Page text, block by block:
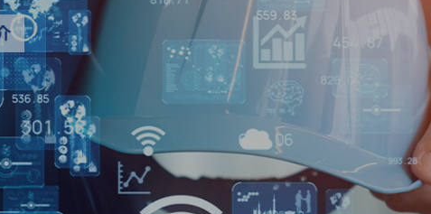
企業理念
役員一覧
グループ会社
財務・業績情報
チャートジェネレーター
連結貸借対照表
連結損益計算書
連結キャッシュ・フロー計算書
ヒストリカルデータ
価値創造モデル
環境・社会
データセン
タ・クラウド
ミリ波レーダ
ー
接着・接合
製品製造・加
工
シミュレータ
ー
環境構築・開
発システム
民生 医療
リューション 組立・ロボティクス
途向け・その他 サービス 医
ット順
D F G
K
U
X Y Z